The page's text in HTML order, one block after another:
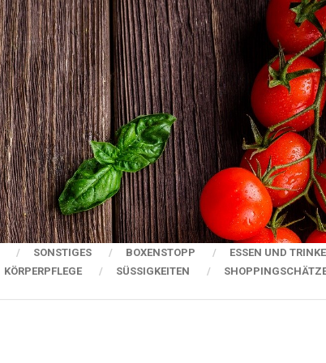
SONSTIGES BOXENSTOPP
ESSEN UND
KÖRPERPFLEGE SÜSSIGKEITEN